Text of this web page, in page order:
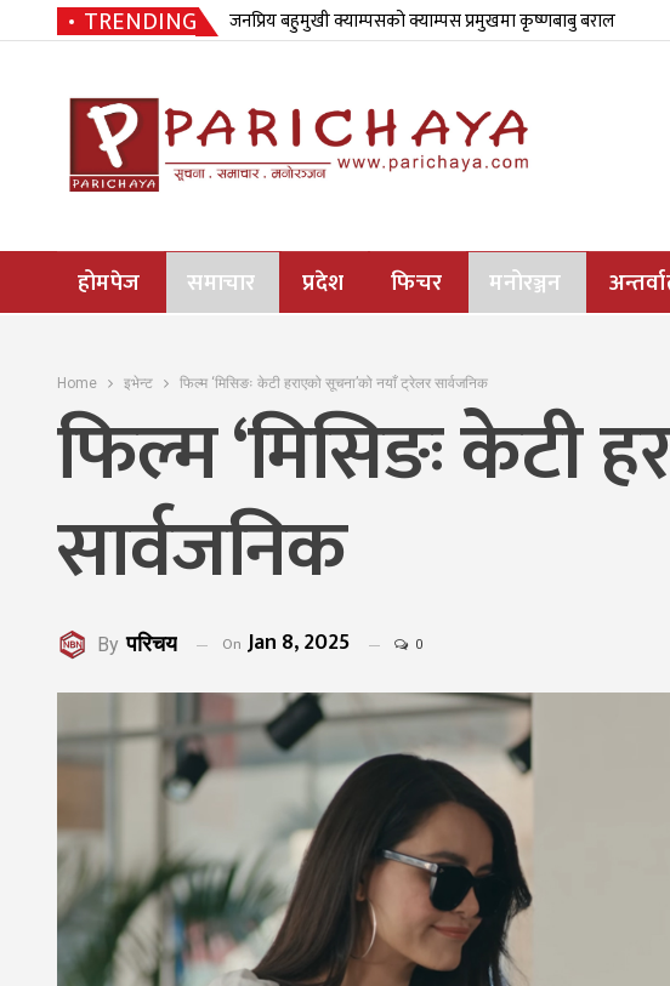
TRENDING जनप्रिय बहुमुखी क्याम्पसको क्याम्पस प्रमुखमा कृष्णबाबु बराल
होमपेज समाचार प्रदेश फिचर मनोरञ्जन
Home इभेन्ट फिल्म ‘मिसिङः केटी हराएको सूचना’को नयाँ ट्रेलर सार्वजनिक
फिल्म ‘मिसिङः केटी
सार्वजनिक
By परिचय On Jan 8, 2025 0